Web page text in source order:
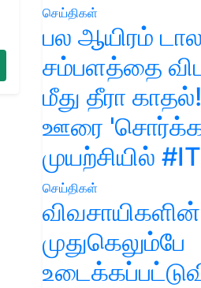
செய்திகள்
பல ஆயிரம்
சம்பளத்தை
மீது தீரா
ஊரை
முயற்சியில்
செய்திகள்
விவசாயிகளின்
முதுகெலும்பே